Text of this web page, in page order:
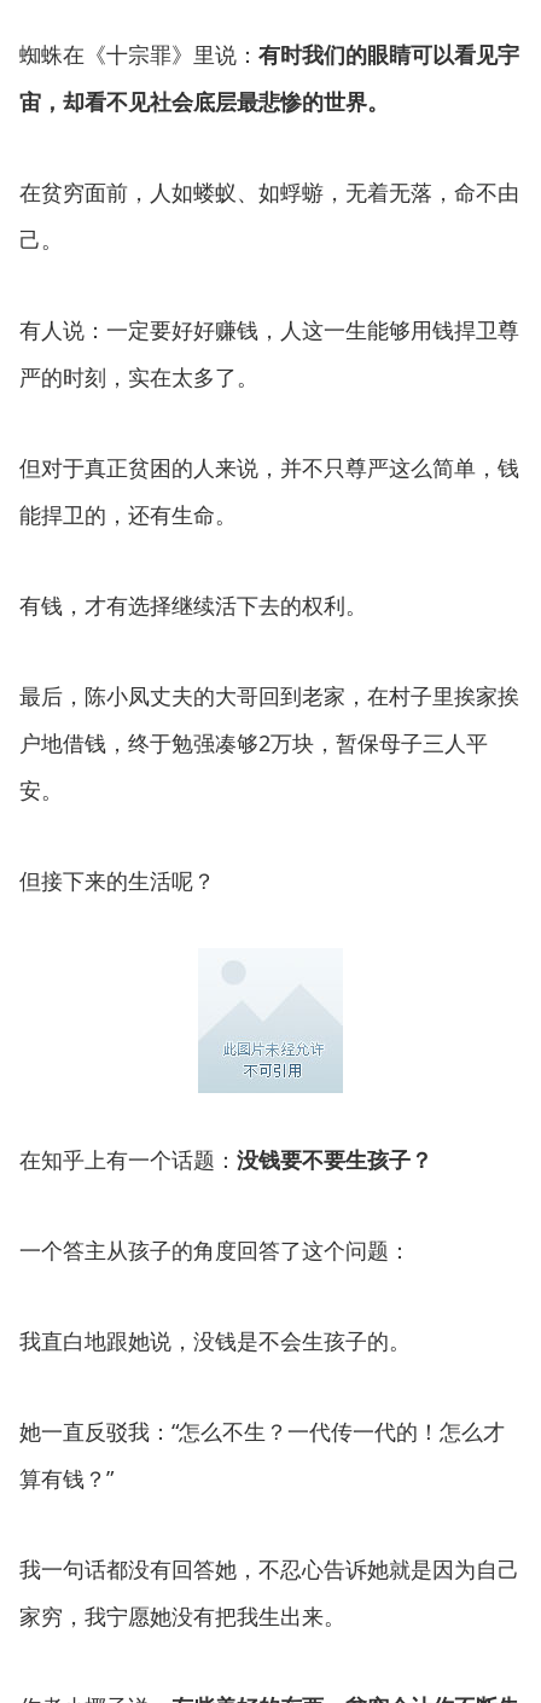
蜘蛛在《十宗罪》里说： 有时我们的眼睛可以看见宇
宙，却看不见社会底层最悲惨的世界。
在贫穷面前，人如蝼蚁、如蜉蝣，无着无落，命不由
己。
有人说：一定要好好赚钱，人这一生能够用钱捍卫尊
严的时刻，实在太多了。
但对于真正贫困的人来说，并不只尊严这么简单，钱
能捍卫的，还有生命。
有钱，才有选择继续活下去的权利。
最后，陈小凤丈夫的大哥回到老家，在村子里挨家挨
户地借钱，终于勉强凑够2万块，暂保母子三人平
安。
但接下来的生活呢？
在知乎上有一个话题： 没钱要不要生孩子？
一个答主从孩子的角度回答了这个问题：
我直白地跟她说，没钱是不会生孩子的。
她一直反驳我：“怎么不生？一代传一代的！怎么才
算有钱？”
我一句话都没有回答她，不忍心告诉她就是因为自己
家穷，我宁愿她没有把我生出来。